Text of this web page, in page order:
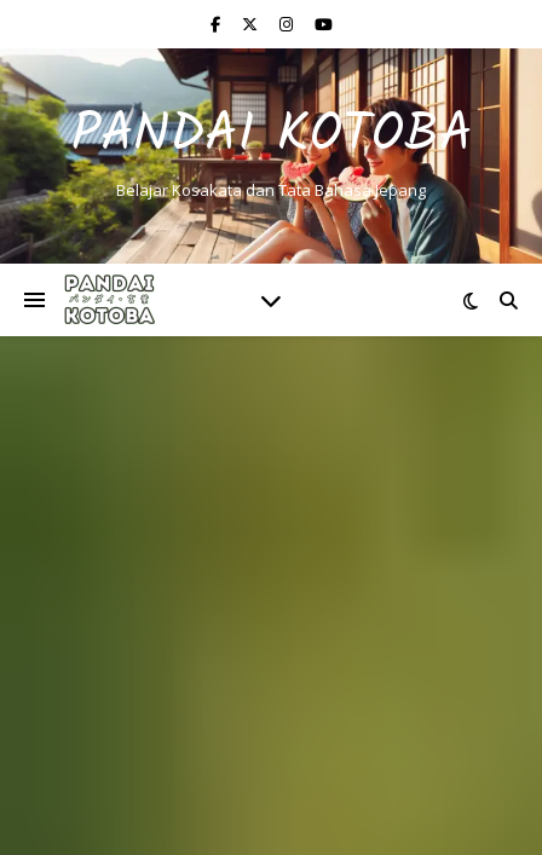
PANDAI KOTOBA
Belajar Kosakata dan Tata Bahasa Jepang